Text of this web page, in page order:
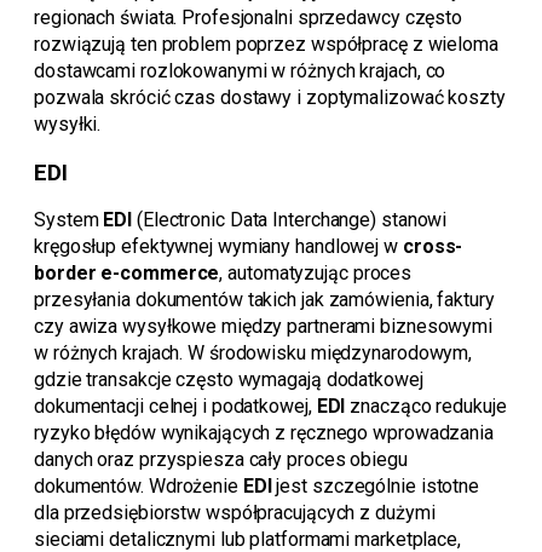
regionach świata. Profesjonalni sprzedawcy często
rozwiązują ten problem poprzez współpracę z wieloma
dostawcami rozlokowanymi w różnych krajach, co
pozwala skrócić czas dostawy i zoptymalizować koszty
wysyłki.
EDI
System EDI (Electronic Data Interchange) stanowi
kręgosłup efektywnej wymiany handlowej w cross-
border e-commerce, automatyzując proces
przesyłania dokumentów takich jak zamówienia, faktury
czy awiza wysyłkowe między partnerami biznesowymi
w różnych krajach. W środowisku międzynarodowym,
gdzie transakcje często wymagają dodatkowej
dokumentacji celnej i podatkowej, EDI znacząco redukuje
ryzyko błędów wynikających z ręcznego wprowadzania
danych oraz przyspiesza cały proces obiegu
dokumentów. Wdrożenie EDIjest szczególnie istotne
dla przedsiębiorstw współpracujących z dużymi
sieciami detalicznymi lub platformami marketplace,